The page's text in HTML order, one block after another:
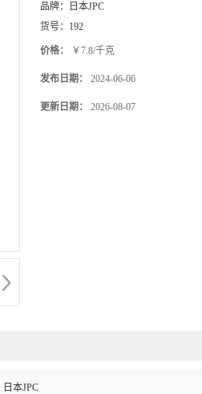
品牌：
日本JPC
货号： 192
价格： ￥7.8/千克
发布日期： 2024-06-06
更新日期： 2026-08-07
日本JPC